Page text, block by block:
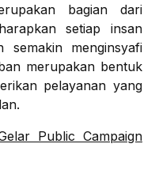
bagian dari
setiap insan
semakin menginsyafi
merupakan bentuk
pelayanan yang
Public Campaign